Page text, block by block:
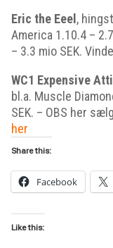
Eric the Eeel ,
America 1.10.4 –
– 3.3 mio SEK.
WC1 Expensive
bl.a. Muscle
SEK. – OBS her
her
Share this:
Facebook
Like this: